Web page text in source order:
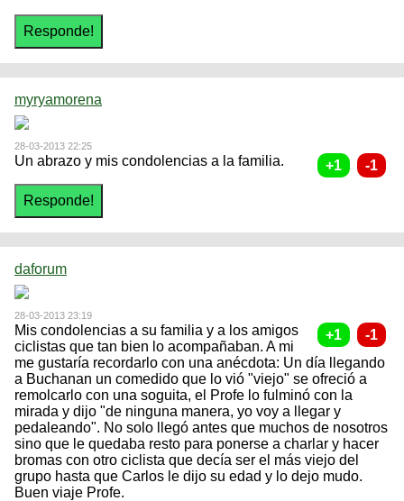
myryamorena
28-03-2013 22:25
Un abrazo y mis condolencias a la familia.
daforum
28-03-2013 23:19
Mis condolencias a su familia y a los amigos
ciclistas que tan bien lo acompañaban. A mi
me gustaría recordarlo con una anécdota: Un día llegando
a Buchanan un comedido que lo vió "viejo" se ofreció a
remolcarlo con una soguita, el Profe lo fulminó con la
mirada y dijo "de ninguna manera, yo voy a llegar y
pedaleando". No solo llegó antes que muchos de nosotros
sino que le quedaba resto para ponerse a charlar y hacer
bromas con otro ciclista que decía ser el más viejo del
grupo hasta que Carlos le dijo su edad y lo dejo mudo.
Buen viaje Profe.